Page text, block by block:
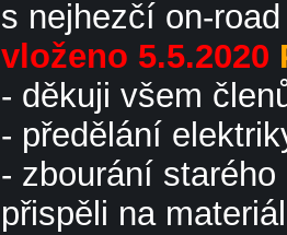
s nejhezčí on-
vloženo 5.5.2020
- děkuji všem
- předělání
- zbourání
přispěli na